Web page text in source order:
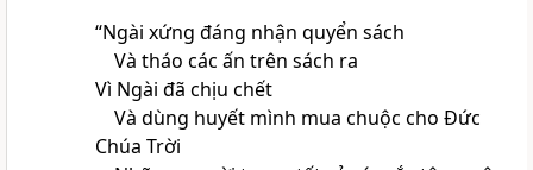
“Ngài xứng đáng nhận quyển sách
Và tháo các ấn trên sách ra
Vì Ngài đã chịu chết
Và dùng huyết mình mua chuộc cho Đức
Chúa Trời